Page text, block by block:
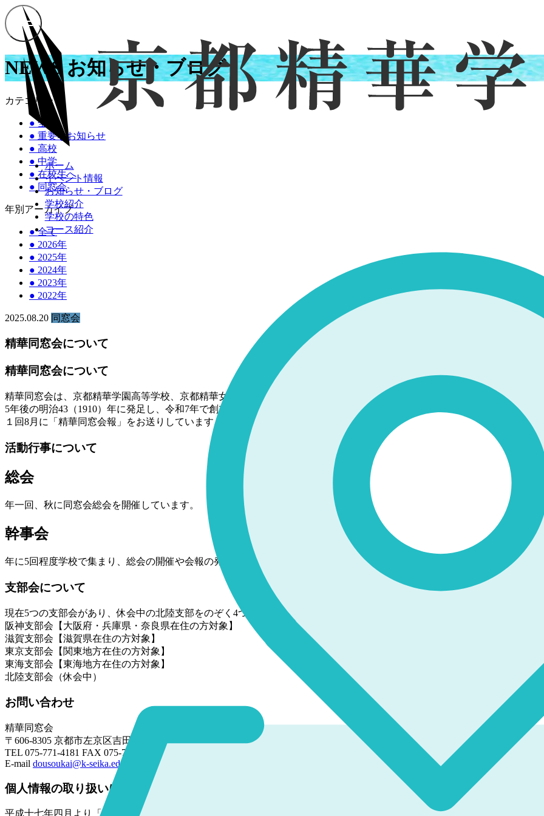
ホーム
イベント情報
お知らせ・ブログ
学校紹介
学校の特色
コース紹介
NEWS お知らせ・ブログ
カテゴリー
●全て
● 重要なお知らせ
● 高校
● 中学
● 在校生へ
● 同窓会
年別アーカイブ
●全て
● 2026年
● 2025年
● 2024年
● 2023年
● 2022年
2025.08.20 同窓会
精華同窓会について
精華同窓会について
精華同窓会は、京都精華学園高等学校、京都精華女子高等学校の卒業生ならびに精華女学校・精華高等女学校の卒業生で
5年後の明治43（1910）年に発足し、令和7年で創立して115年を迎えました。卒業時に入会金を納めていただき同窓会員
１回8月に「精華同窓会報」をお送りしています。
活動行事について
総会
年一回、秋に同窓会総会を開催しています。
幹事会
年に5回程度学校で集まり、総会の開催や会報の発行に向けて活動しています。幹事として活動してくださる方を随時募集
支部会について
現在5つの支部会があり、休会中の北陸支部をのぞく4つの支部で支部会を開催しています。
阪神支部会【大阪府・兵庫県・奈良県在住の方対象】
滋賀支部会【滋賀県在住の方対象】
東京支部会【関東地方在住の方対象】
東海支部会【東海地方在住の方対象】
北陸支部会（休会中）
お問い合わせ
精華同窓会
〒606-8305 京都市左京区吉田河原町5-1
TEL 075-771-4181 FAX 075-761-5238
E-mail dousoukai@k-seika.ed.jp
個人情報の取り扱いについて
平成十七年四月より「個人情報保護法」が全面施行されました。それを受けまして、同窓会の名簿管理について次の通りお